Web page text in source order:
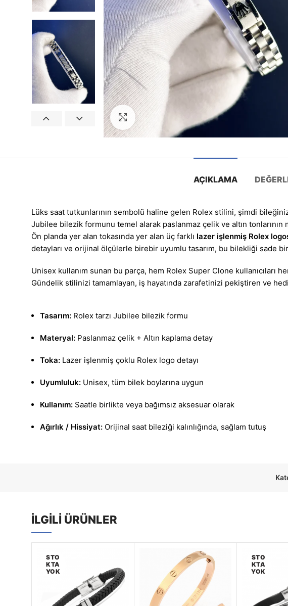
Görseli Büyütün
AÇIKLAMA
Lüks saat tutkunlarının sembolü haline gelen Rolex stilini, şimdi
Jubilee bilezik formunu temel alarak paslanmaz çelik ve altın tonlarının
Ön planda yer alan tokasında yer alan üç farklı lazer işlenmiş Rolex
detayları ve orijinal ölçülerle birebir uyumlu tasarım, bu bilekliği sade
Unisex kullanım sunan bu parça, hem Rolex Super Clone kullanıcıları
Gündelik stilinizi tamamlayan, iş hayatında zarafetinizi pekiştiren ve
Tasarım: Rolex tarzı Jubilee bilezik formu
Materyal: Paslanmaz çelik + Altın kaplama detay
Toka: Lazer işlenmiş çoklu Rolex logo detayı
Uyumluluk: Unisex, tüm bilek boylarına uygun
Kullanım: Saatle birlikte veya bağımsız aksesuar olarak
Ağırlık / Hissiyat: Orijinal saat bileziği kalınlığında, sağlam tutuş
İLGILI ÜRÜNLER
STO
KTA
YOK
STO
KTA
YOK